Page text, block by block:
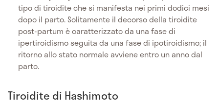
tipo di tiroidite che si manifesta nei primi dodici mesi
dopo il parto. Solitamente il decorso della tiroidite
post-partum è caratterizzato da una fase di
ipertiroidismo seguita da una fase di ipotiroidismo; il
ritorno allo stato normale avviene entro un anno dal
parto.
Tiroidite di Hashimoto